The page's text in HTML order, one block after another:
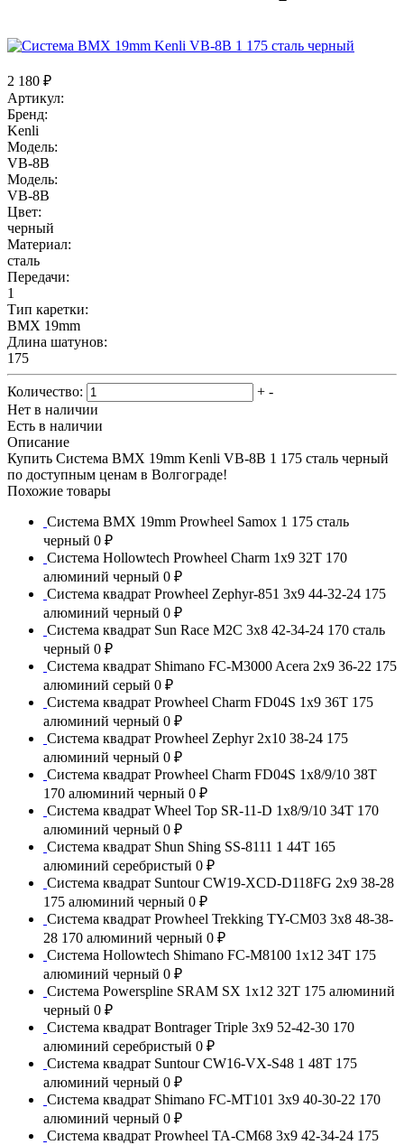
2 180 ₽
Артикул:
Бренд:
Kenli
Модель:
VB-8B
Модель:
VB-8B
Цвет:
черный
Материал:
сталь
Передачи:
1
Тип каретки:
BMX 19mm
Длина шатунов:
175
Количество: + -
Нет в наличии
Есть в наличии
Описание
Купить Система BMX 19mm Kenli VB-8B 1 175 сталь черный
по доступным ценам в Волгограде!
Похожие товары
Система BMX 19mm Prowheel Samox 1 175 сталь
черный 0 ₽
Система Hollowtech Prowheel Charm 1x9 32T 170
алюминий черный 0 ₽
Система квадрат Prowheel Zephyr-851 3x9 44-32-24 175
алюминий черный 0 ₽
Система квадрат Sun Race M2C 3x8 42-34-24 170 сталь
черный 0 ₽
Система квадрат Shimano FC-M3000 Acera 2x9 36-22 175
алюминий серый 0 ₽
Система квадрат Prowheel Charm FD04S 1x9 36T 175
алюминий черный 0 ₽
Система квадрат Prowheel Zephyr 2x10 38-24 175
алюминий черный 0 ₽
Система квадрат Prowheel Charm FD04S 1x8/9/10 38T
170 алюминий черный 0 ₽
Система квадрат Wheel Top SR-11-D 1x8/9/10 34T 170
алюминий черный 0 ₽
Система квадрат Shun Shing SS-8111 1 44T 165
алюминий серебристый 0 ₽
Система квадрат Suntour CW19-XCD-D118FG 2x9 38-28
175 алюминий черный 0 ₽
Система квадрат Prowheel Trekking TY-CM03 3x8 48-38-
28 170 алюминий черный 0 ₽
Система Hollowtech Shimano FC-M8100 1x12 34T 175
алюминий черный 0 ₽
Система Powerspline SRAM SX 1x12 32T 175 алюминий
черный 0 ₽
Система квадрат Bontrager Triple 3x9 52-42-30 170
алюминий серебристый 0 ₽
Система квадрат Suntour CW16-VX-S48 1 48T 175
алюминий черный 0 ₽
Система квадрат Shimano FC-MT101 3x9 40-30-22 170
алюминий черный 0 ₽
Система квадрат Prowheel TA-CM68 3x9 42-34-24 175